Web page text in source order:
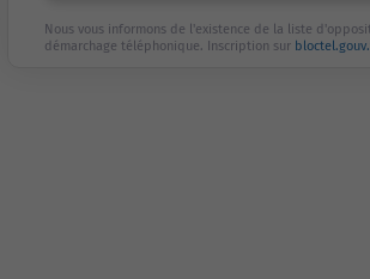
Nous vous informons de l'existence de la liste
démarchage téléphonique. Inscription sur